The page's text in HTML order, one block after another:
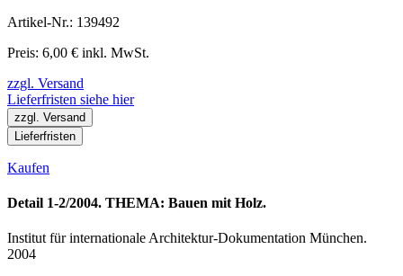
Artikel-Nr.: 139492
Preis: 6,00 € inkl. MwSt.
zzgl. Versand
Lieferfristen siehe hier
zzgl. Versand
Lieferfristen
Kaufen
Detail 1-2/2004. THEMA: Bauen mit Holz.
Institut für internationale Architektur-Dokumentation München.
2004